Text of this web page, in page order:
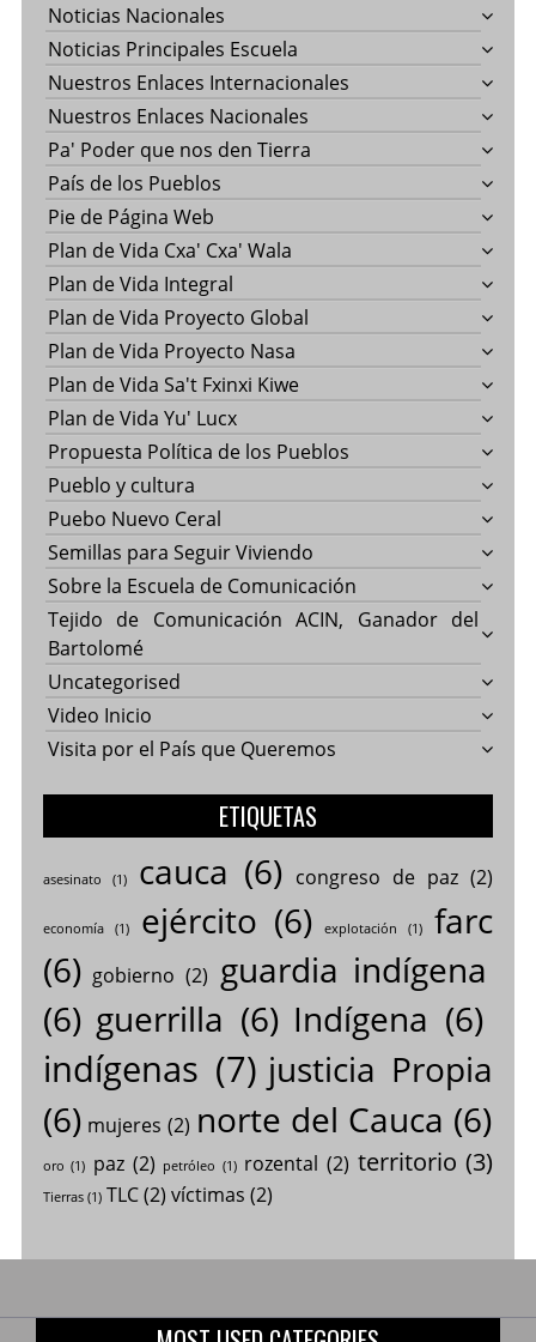
Noticias Nacionales
Noticias Principales Escuela
Nuestros Enlaces Internacionales
Nuestros Enlaces Nacionales
Pa' Poder que nos den Tierra
País de los Pueblos
Pie de Página Web
Plan de Vida Cxa' Cxa' Wala
Plan de Vida Integral
Plan de Vida Proyecto Global
Plan de Vida Proyecto Nasa
Plan de Vida Sa't Fxinxi Kiwe
Plan de Vida Yu' Lucx
Propuesta Política de los Pueblos
Pueblo y cultura
Puebo Nuevo Ceral
Semillas para Seguir Viviendo
Sobre la Escuela de Comunicación
Tejido de Comunicación ACIN, Ganador del
Bartolomé
Uncategorised
Video Inicio
Visita por el País que Queremos
ETIQUETAS
asesinato (1) cauca (6) congreso de paz(2)
economía(1) ejército (6) explotación (1)
farc
(6) gobierno (2) guardia indígena
(6) guerrilla (6) Indígena (6)
indígenas (7) justicia Propia
(6) mujeres (2) norte del Cauca (6)
oro (1) paz (2) petróleo (1) rozental (2) territorio (3)
Tierras(1) TLC(2) víctimas (2)